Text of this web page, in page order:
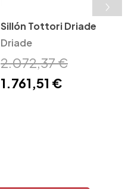
Sillón Tottori Driade
Driade
2.072,37 €
1.761,51 €